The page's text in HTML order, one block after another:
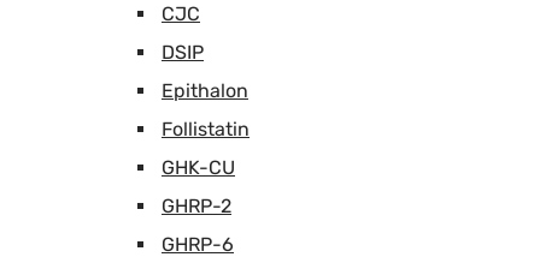
CJC
DSIP
Epithalon
Follistatin
GHK-CU
GHRP-2
GHRP-6